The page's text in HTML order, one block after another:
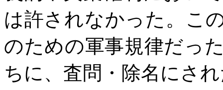
は許されなかった。こ
のための軍事規律だっ
ちに、査問・除名にさ